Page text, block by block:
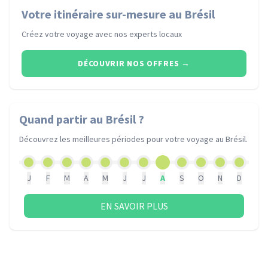
Votre itinéraire sur-mesure au Brésil
Créez votre voyage avec nos experts locaux
DÉCOUVRIR NOS OFFRES →
Quand partir au Brésil ?
Découvrez les meilleures périodes pour votre voyage au Brésil.
J F M A M J J A S O N D
EN SAVOIR PLUS